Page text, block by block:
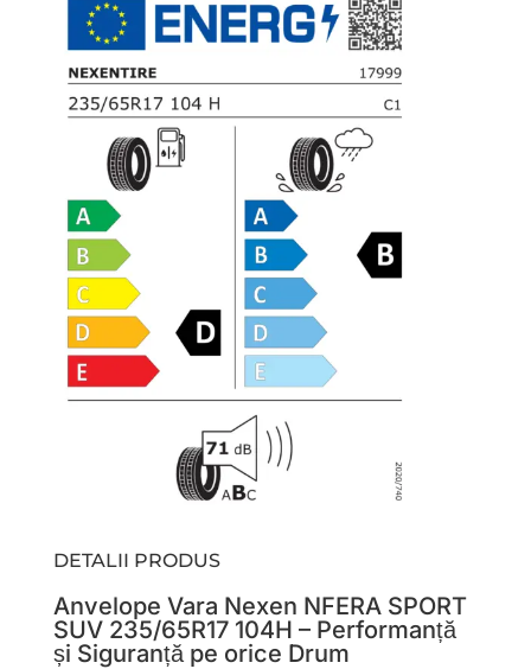
DETALII PRODUS
Anvelope Vara Nexen NFERA SPORT
SUV 235/65R17 104H – Performanță
și Siguranță pe orice Drum